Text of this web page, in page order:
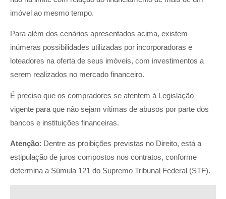
imóvel ao mesmo tempo.
Para além dos cenários apresentados acima, existem
inúmeras possibilidades utilizadas por incorporadoras e
loteadores na oferta de seus imóveis, com investimentos a
serem realizados no mercado financeiro.
É preciso que os compradores se atentem à Legislação
vigente para que não sejam vítimas de abusos por parte dos
bancos e instituições financeiras.
Atenção: Dentre as proibições previstas no Direito, está a
estipulação de juros compostos nos contratos, conforme
determina a Súmula 121 do Supremo Tribunal Federal (STF).